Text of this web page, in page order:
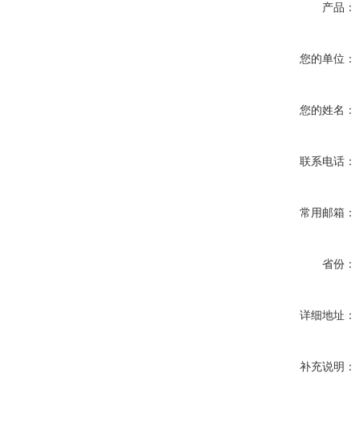
产品：
您的单位：
您的姓名：
联系电话：
常用邮箱：
省份：
详细地址：
补充说明：